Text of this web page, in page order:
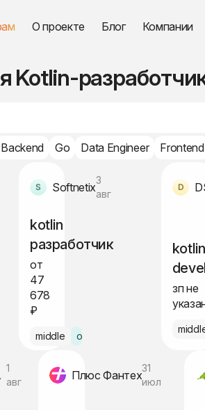
О проекте Блог Компании
Kotlin-
Backend Go Data Engineer Frontend
Softnetix
3
авг
kotlin
разработчик
от
47
678
₽
middle офис
kotlin
зп не
1
авг
Плюс Фантех
31
июл